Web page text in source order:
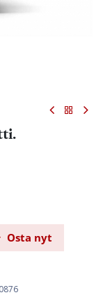
Osta nyt